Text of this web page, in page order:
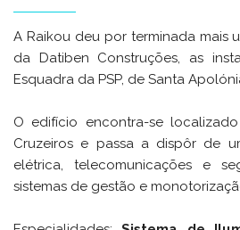
A Raikou deu por terminada mais
da Datiben Construções, as
Esquadra da PSP, de Santa
O edifício encontra-se
Cruzeiros e passa a dispôr de
elétrica, telecomunicações e
sistemas de gestão e